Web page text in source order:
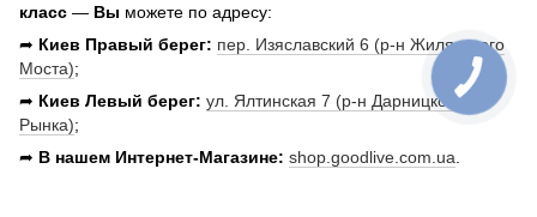
класс — Вы можете по адресу:
➦ Киев Правый берег: пер. Изяславский 6 (р-н Жилянского
Моста);
➦ Киев Левый берег: ул. Ялтинская 7 (р-н Дарницкого
Рынка);
➦ В нашем Интернет-Магазине: shop.goodlive.com.ua